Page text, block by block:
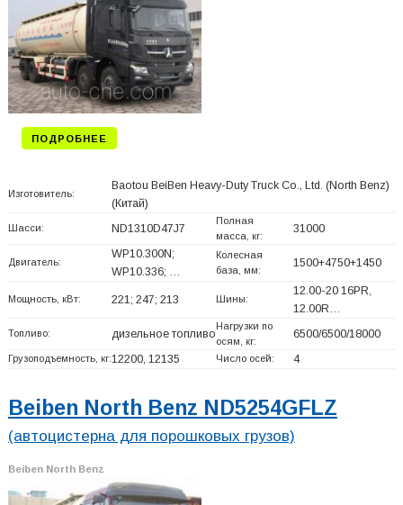
ПОДРОБНЕЕ
Изготовитель:
Baotou BeiBen Heavy-Duty Truck Co., Ltd. (North Benz)
(Китай)
Шасси: ND1310D47J7
Полная
масса, кг:
31000
Двигатель:
WP10.300N;
WP10.336; …
Колесная
база, мм:
1500+4750+1450
Мощность, кВт: 221; 247; 213 Шины:
12.00-20 16PR,
12.00R…
Топливо: дизельное топливо
Нагрузки по
осям, кг:
6500/6500/18000
Грузоподъемность, кг:12200, 12135 Число осей: 4
Beiben North Benz ND5254GFLZ
(автоцистерна для порошковых грузов)
Beiben North Benz